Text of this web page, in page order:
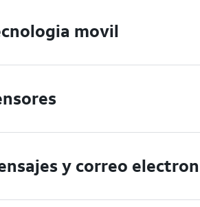
movil
y correo